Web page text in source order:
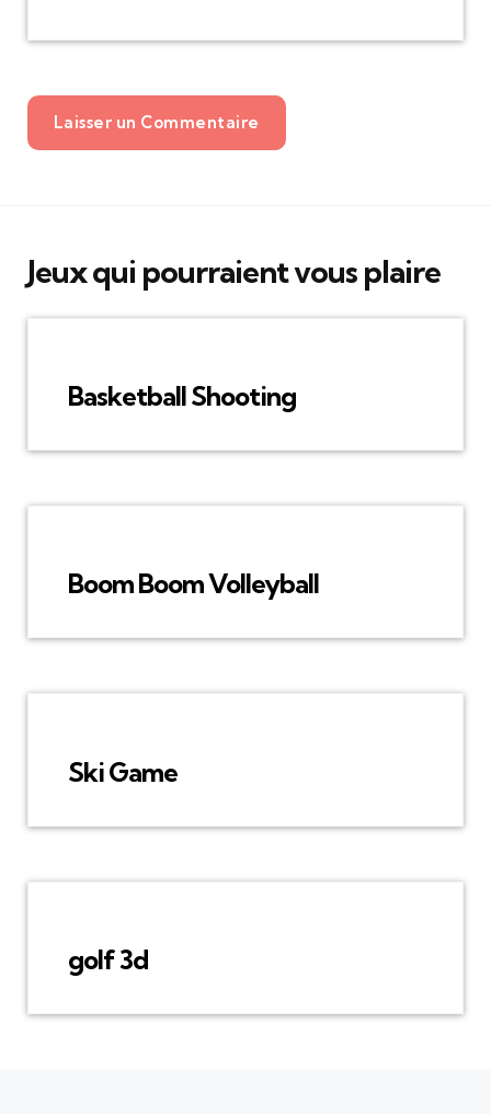
Laisser un Commentaire
Jeux qui pourraient vous plaire
Basketball Shooting
Boom Boom Volleyball
Ski Game
golf 3d